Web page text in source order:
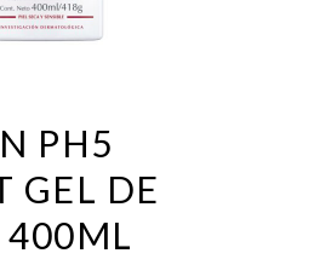
PH5
GEL DE
400ML